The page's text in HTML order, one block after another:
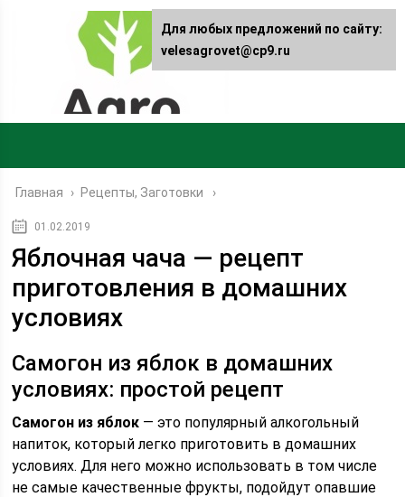
Главная › Рецепты, Заготовки
01.02.2019
Яблочная чача — рецепт
приготовления в домашних
условиях
Cамогон из яблок в домашних
условиях: простой рецепт
Самогон из яблок — это популярный алкогольный
напиток, который легко приготовить в домашних
условиях. Для него можно использовать в том числе
не самые качественные фрукты, подойдут опавшие
Для любых предложений по сайту:
velesagrovet@cp9.ru